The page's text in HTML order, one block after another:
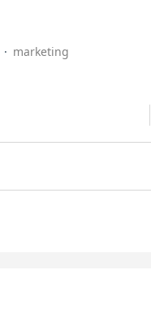
marketing